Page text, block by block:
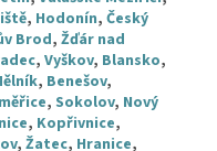
, Hodonín, Český
Brod, Žďár nad
, Vyškov, Blansko,
, Benešov,
, Sokolov, Nový
, Kopřivnice,
, Žatec, Hranice,